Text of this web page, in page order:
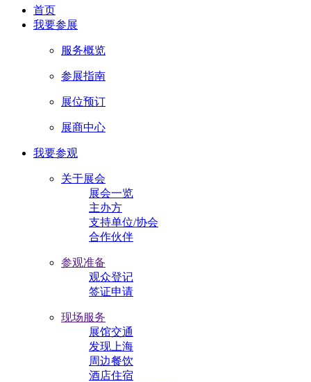
首页
我要参展
服务概览
参展指南
展位预订
展商中心
我要参观
关于展会
展会一览
主办方
支持单位/协会
合作伙伴
参观准备
观众登记
签证申请
现场服务
展馆交通
发现上海
周边餐饮
酒店住宿